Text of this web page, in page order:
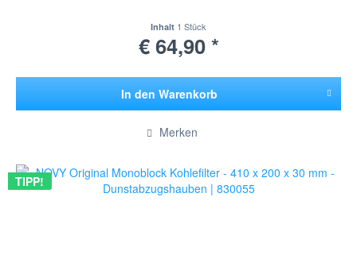
Inhalt 1 Stück
€ 64,90 *
In den Warenkorb
Hinzugefügt
Merken
TIPP!